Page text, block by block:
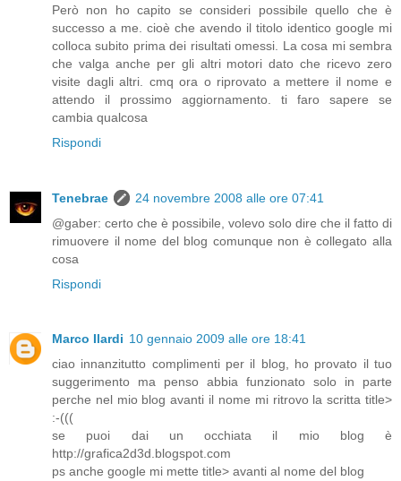
Però non ho capito se consideri possibile quello che è
successo a me. cioè che avendo il titolo identico google mi
colloca subito prima dei risultati omessi. La cosa mi sembra
che valga anche per gli altri motori dato che ricevo zero
visite dagli altri. cmq ora o riprovato a mettere il nome e
attendo il prossimo aggiornamento. ti faro sapere se
cambia qualcosa
Rispondi
Tenebrae
24 novembre 2008 alle ore 07:41
@gaber: certo che è possibile, volevo solo dire che il fatto di
rimuovere il nome del blog comunque non è collegato alla
cosa
Rispondi
Marco Ilardi 10 gennaio 2009 alle ore 18:41
ciao innanzitutto complimenti per il blog, ho provato il tuo
suggerimento ma penso abbia funzionato solo in parte
perche nel mio blog avanti il nome mi ritrovo la scritta title>
:-(((
se puoi dai un occhiata il mio blog è
http://grafica2d3d.blogspot.com
ps anche google mi mette title> avanti al nome del blog